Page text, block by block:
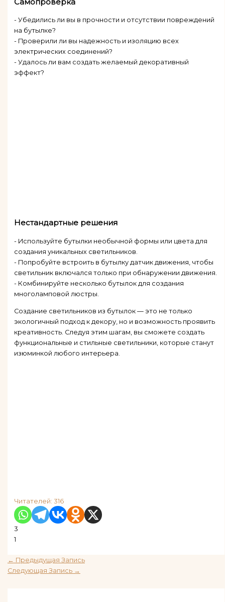
- Убедились ли вы в прочности и отсутствии повреждений
на бутылке?
- Проверили ли вы надежность и изоляцию всех
электрических соединений?
- Удалось ли вам создать желаемый декоративный
эффект?
Нестандартные решения
- Используйте бутылки необычной формы или цвета для
создания уникальных светильников.
- Попробуйте встроить в бутылку датчик движения, чтобы
светильник включался только при обнаружении движения.
- Комбинируйте несколько бутылок для создания
многоламповой люстры.
Создание светильников из бутылок — это не только
экологичный подход к декору, но и возможность проявить
креативность. Следуя этим шагам, вы сможете создать
функциональные и стильные светильники, которые станут
изюминкой любого интерьера.
Читателей: 316
3
1
← Предыдущая Запись
Следующая Запись →